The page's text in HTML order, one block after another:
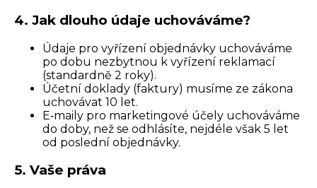
4. Jak dlouho údaje uchováváme?
Údaje pro vyřízení objednávky uchováváme
po dobu nezbytnou k vyřízení reklamací
(standardně 2 roky).
Účetní doklady (faktury) musíme ze zákona
uchovávat 10 let.
E‑maily pro marketingové účely uchováváme
do doby, než se odhlásíte, nejdéle však 5 let
od poslední objednávky.
5. Vaše práva